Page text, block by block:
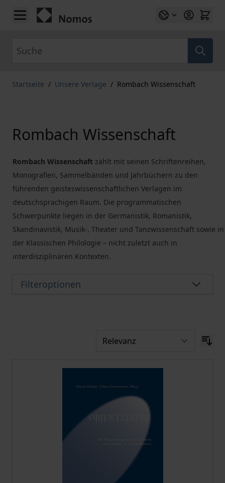
Zum Inhalt springen
Startseite / Unsere Verlage / Rombach Wissenschaft
Rombach Wissenschaft
Rombach Wissenschaft zählt mit seinen Schriftenreihen,
Monografien, Sammelbänden und Jahrbüchern zu den
führenden geisteswissenschaftlichen Verlagen im
deutschsprachigen Raum. Die programmatischen
Schwerpunkte liegen in der Germanistik, Romanistik,
Skandinavistik, Musik-, Theater und Tanzwissenschaft sowie in
der Klassischen Philologie – nicht zuletzt auch in
interdisziplinären Kontexten.
Filteroptionen